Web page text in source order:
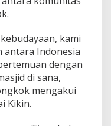
kami
antara Indonesia
dengan
di sana,
mengakui
Kikin.